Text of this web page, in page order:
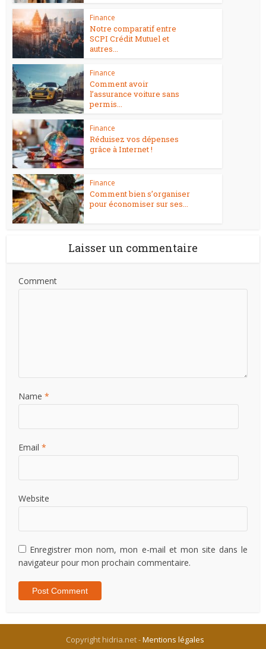
Finance
Notre comparatif entre
SCPI Crédit Mutuel et
autres...
Finance
Comment avoir
l’assurance voiture sans
permis...
Finance
Réduisez vos dépenses
grâce à Internet !
Finance
Comment bien s’organiser
pour économiser sur ses...
Laisser un commentaire
Comment
Name *
Email *
Website
Enregistrer mon nom, mon e-mail et mon site dans le
navigateur pour mon prochain commentaire.
Copyright hidria.net -Mentions légales